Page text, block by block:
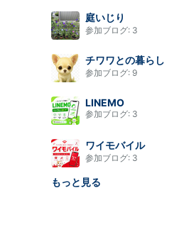
庭いじり
参加ブログ: 3
チワワとの暮らし
参加ブログ: 9
LINEMO
参加ブログ: 3
ワイモバイル
参加ブログ: 3
もっと見る